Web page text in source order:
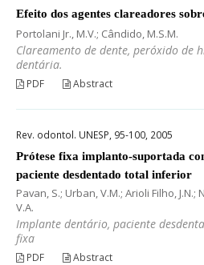
Efeito dos agentes clareadores
Portolani Jr., M.V.; Cândido, M.S.M.
Clareamento de dente, peróxido de
dentária.
PDF Abstract
Rev. odontol. UNESP, 95-100, 2005
Prótese fixa implanto-suportada
paciente desdentado total inferior
Pavan, S.; Urban, V.M.; Arioli Filho,
V.A.
Implante dentário, paciente
fixa
PDF Abstract